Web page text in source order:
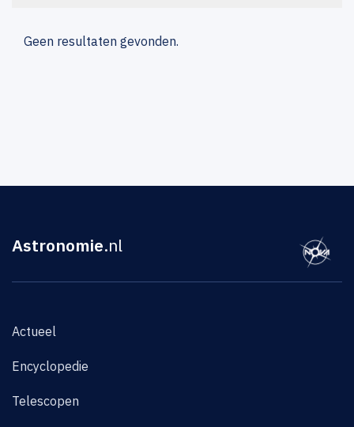
Geen resultaten gevonden.
Astronomie.nl
Actueel
Encyclopedie
Telescopen